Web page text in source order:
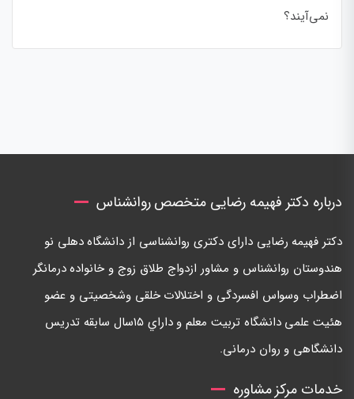
نمی‌آیند؟
درباره دکتر فهیمه رضایی متخصص روانشناس
دكتر فهيمه رضايی دارای دكتری روانشناسی از دانشگاه دهلی نو
هندوستان روانشناس و مشاور ازدواج طلاق زوج و خانواده درمانگر
اضطراب وسواس افسردگی و اختلالات خلقی وشخصيتی و عضو
هئيت علمی دانشگاه تربيت معلم و داراي ١٥سال سابقه تدريس
دانشگاهی و روان درمانی.
خدمات مرکز مشاوره